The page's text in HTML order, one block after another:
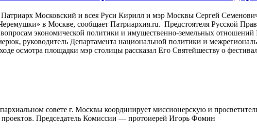
Московский и всея Руси Кирилл и мэр Москвы Сергей
в Москве, сообщает Патриархия.ru. Предстоятеля Русской
экономической политики и имущественно-земельных
руководитель Департамента национальной политики и
осмотра площадки мэр столицы рассказал Его Святейшеству о
совете г. Москвы координирует миссионерскую и
Председатель Комиссии — протоиерей Игорь Фомин